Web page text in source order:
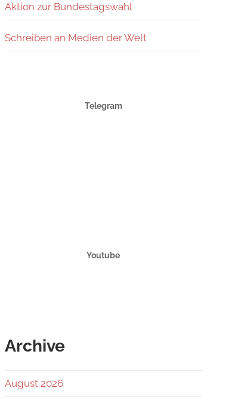
Aktion zur Bundestagswahl
Schreiben an Medien der Welt
Telegram
Youtube
Archive
August 2026